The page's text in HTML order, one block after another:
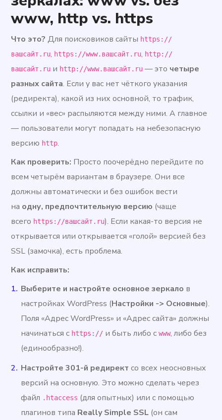
www, http vs. https
Что это? Для поисковиков сайты https://
вашсайт.ru, https://www.вашсайт.ru, http://
вашсайт.ru и http://www.вашсайт.ru — это четыре
разных сайта. Если у вас нет чёткого указания
(редиректа), какой из них основной, то трафик,
ссылки и «вес» распыляются между ними. А главное
— пользователи могут попадать на небезопасную
версию http.
Как проверить: Просто поочерёдно перейдите по
всем четырём вариантам в браузере. Они все
должны автоматически и без ошибок вести
на одну, предпочтительную версию (чаще
всего https://вашсайт.ru). Если какая-то версия не
открывается или открывается «голой» версией без
SSL (замочка), есть проблема.
Как исправить:
Выберите и настройте основное зеркало в
настройках WordPress (Настройки -> Основные).
Поля «Адрес WordPress» и «Адрес сайта» должны
начинаться с https:// и быть либо сwww, либо без
(единообразно!).
Настройте 301-й редирект со всех неосновных
версий на основную. Это можно сделать через
файл .htaccess (для опытных) или с помощью
плагинов типа Really Simple SSL (он сам